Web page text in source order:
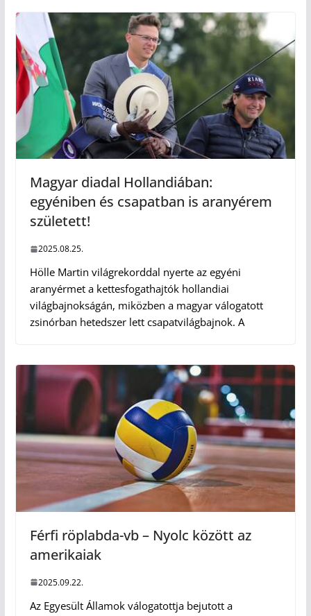
Magyar diadal Hollandiában:
egyéniben és csapatban is aranyérem
született!
2025.08.25.
Hölle Martin világrekorddal nyerte az egyéni
aranyérmet a kettesfogathajtók hollandiai
világbajnokságán, miközben a magyar válogatott
zsinórban hetedszer lett csapatvilágbajnok. A
Férfi röplabda-vb – Nyolc között az
amerikaiak
2025.09.22.
Az Egyesült Államok válogatottja bejutott a